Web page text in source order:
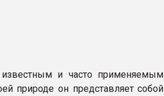
известным и часто применяемым
природе он представляет собой